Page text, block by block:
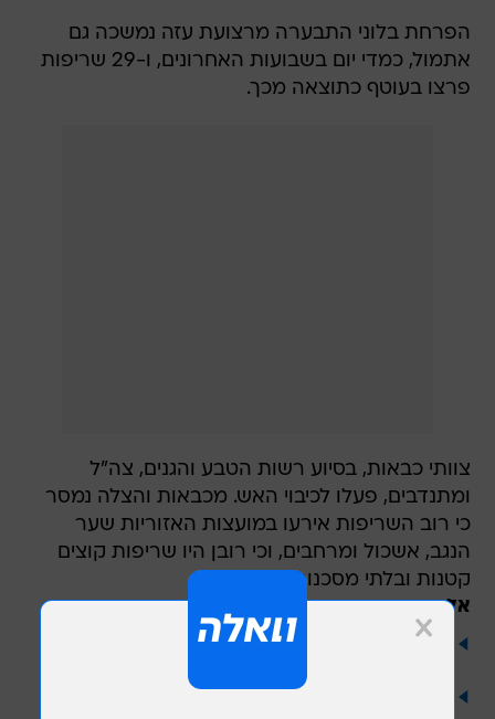
הפרחת בלוני התבערה מרצועת עזה נמשכה גם
אתמול, כמדי יום בשבועות האחרונים, ו-29 שריפות
פרצו בעוטף כתוצאה מכך.
צוותי כבאות, בסיוע רשות הטבע והגנים, צה"ל
ומתנדבים, פעלו לכיבוי האש. מכבאות והצלה נמסר
כי רוב השריפות אירעו במועצות האזוריות שער
הנגב, אשכול ומרחבים, וכי רובן היו שריפות קוצים
קטנות ובלתי מסכנות.
אל תפספס
אירוע ביטחוני בגבול לבנון: הערכות כי חוליית